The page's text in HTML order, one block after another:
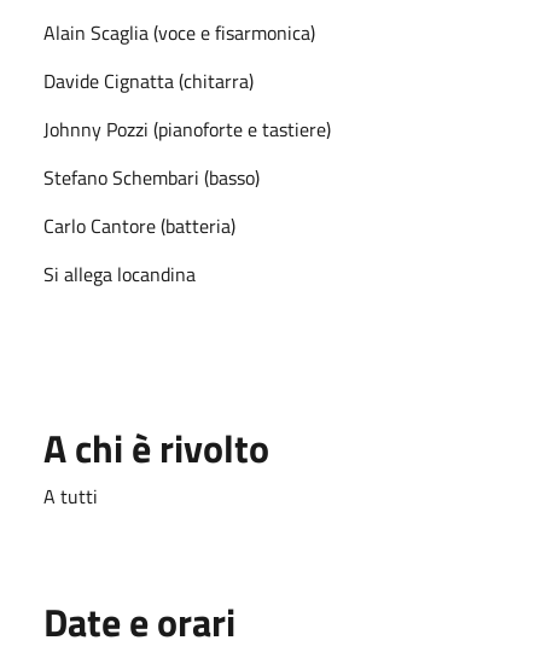
Alain Scaglia (voce e fisarmonica)
Davide Cignatta (chitarra)
Johnny Pozzi (pianoforte e tastiere)
Stefano Schembari (basso)
Carlo Cantore (batteria)
Si allega locandina
A chi è rivolto
A tutti
Date e orari